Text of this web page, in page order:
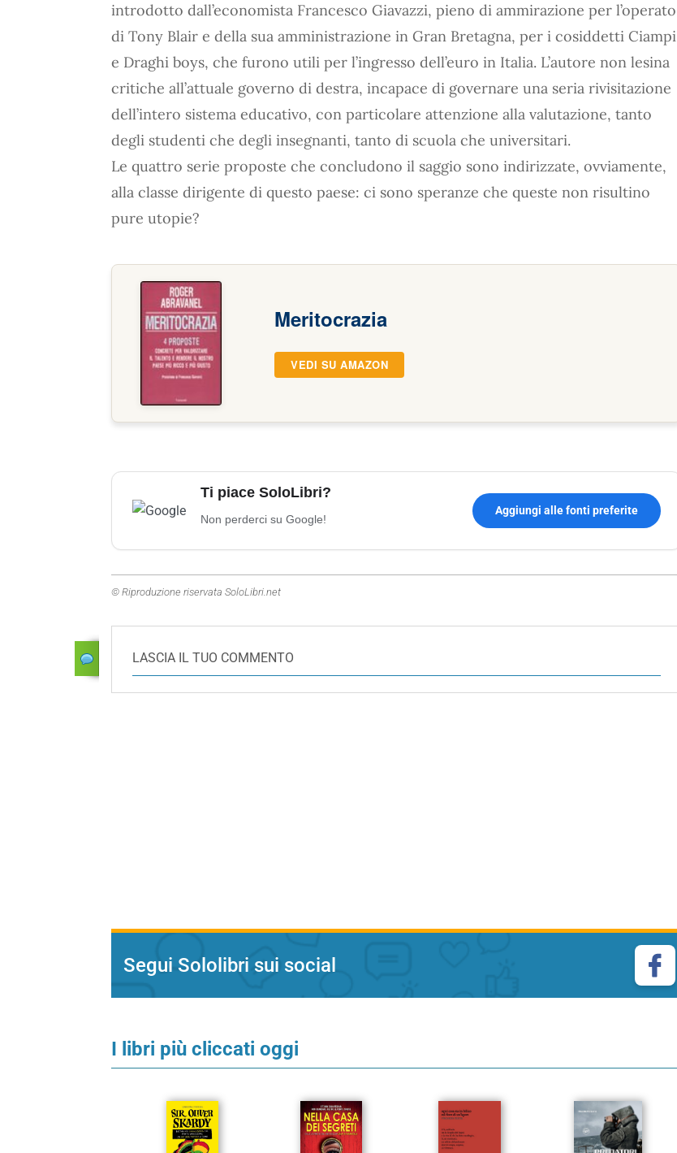
introdotto dall’economista Francesco Giavazzi, pieno di ammirazione per l’operato
di Tony Blair e della sua amministrazione in Gran Bretagna, per i cosiddetti Ciampi
e Draghi boys, che furono utili per l’ingresso dell’euro in Italia. L’autore non lesina
critiche all’attuale governo di destra, incapace di governare una seria rivisitazione
dell’intero sistema educativo, con particolare attenzione alla valutazione, tanto
degli studenti che degli insegnanti, tanto di scuola che universitari.
Le quattro serie proposte che concludono il saggio sono indirizzate, ovviamente,
alla classe dirigente di questo paese: ci sono speranze che queste non risultino
pure utopie?
Meritocrazia
VEDI SU AMAZON
Ti piace SoloLibri?
Non perderci su Google!
Aggiungi alle fonti preferite
© Riproduzione riservata SoloLibri.net
LASCIA IL TUO COMMENTO
Segui Sololibri sui social
I libri più cliccati oggi